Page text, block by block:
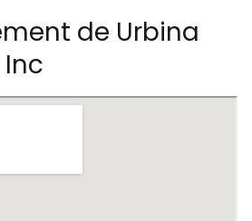
de Urbina